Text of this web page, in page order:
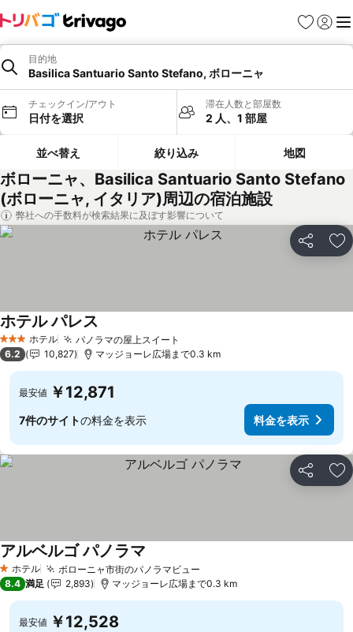
お気に入り
ログイ
メ
目的地
Basilica Santuario Santo Stefano, ボローニャ
チェックイン/アウト
日付を選択
滞在人数と部屋数
2 人、1 部屋
並べ替え 絞り込み 地図
ボローニャ、Basilica Santuario Santo Stefano
(ボローニャ, イタリア)周辺の宿泊施設
弊社への手数料が検索結果に及ぼす影響について
シェア お
3 ホテルのランク
ホテル パノラマの屋上スイート
ホテル パレス
6.2 10,827 マッジョーレ広場まで0.3 km
最安値 ￥12,871
7件のサイトの料金を表示 料金を表示
シェア お
1 ホテルのランク
ホテル ボローニャ市街のパノラマビュー
アルベルゴ パノラマ
8.4 満足 2,893 マッジョーレ広場まで0.3 km
最安値 ￥12,528